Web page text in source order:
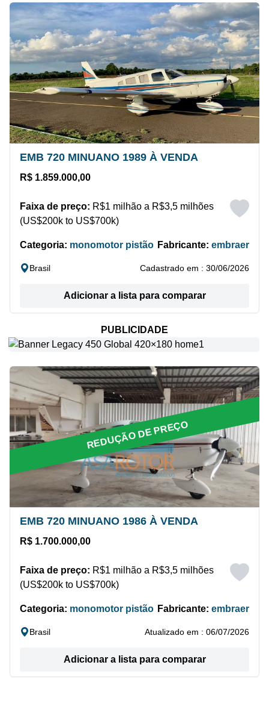
EMB 720 MINUANO 1989 À VENDA
R$ 1.859.000,00
Faixa de preço: R$1 milhão a R$3,5 milhões
(US$200k to US$700k)
Categoria: monomotor pistão Fabricante: embraer
Brasil Cadastrado em : 30/06/2026
Adicionar a lista para comparar
PUBLICIDADE
REDUÇÃO DE PREÇO
EMB 720 MINUANO 1986 À VENDA
R$ 1.700.000,00
Faixa de preço: R$1 milhão a R$3,5 milhões
(US$200k to US$700k)
Categoria: monomotor pistão Fabricante: embraer
Brasil Atualizado em : 06/07/2026
Adicionar a lista para comparar